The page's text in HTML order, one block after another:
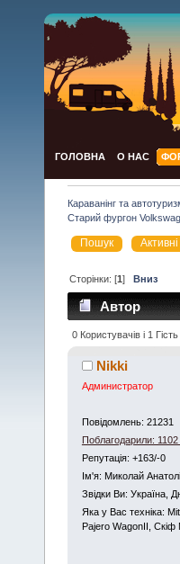
ГОЛОВНА О НАС
Караванінг та
Старий фургон
Пошук
Сторінки: [1]Вниз
Автор
0 Користувачів і 1
Nikki
Администратор
Повідомлень: 21231
Поблагодарили: 1102
Репутація: +163/-0
Iм'я: Миколай
Звідки Ви: Україна,
Яка у Вас техніка:
Pajero WagonII,